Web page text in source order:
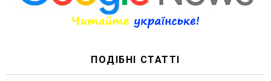
ПОДІБНІ СТАТТІ